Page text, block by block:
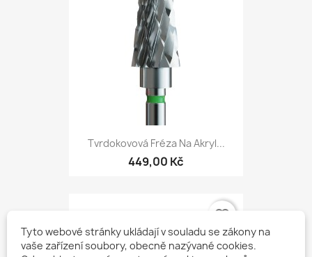
Tvrdokovová Fréza Na Akryl...
449,00 Kč
favorite_border
Tyto webové stránky ukládají v souladu se zákony na
vaše zařízení soubory, obecně nazývané cookies.